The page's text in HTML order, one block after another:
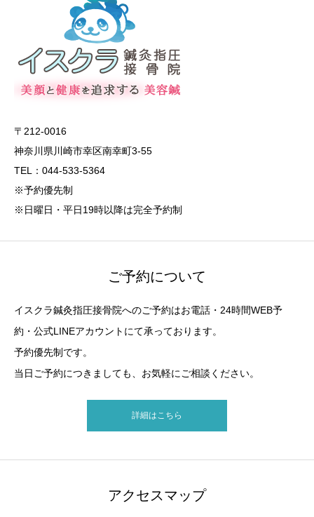
〒212-0016
神奈川県川崎市幸区南幸町3-55
TEL：044-533-5364
※予約優先制
※日曜日・平日19時以降は完全予約制
ご予約について
イスクラ鍼灸指圧接骨院へのご予約はお電話・24時間WEB予
約・公式LINEアカウントにて承っております。
予約優先制です。
当日ご予約につきましても、お気軽にご相談ください。
詳細はこちら
アクセスマップ